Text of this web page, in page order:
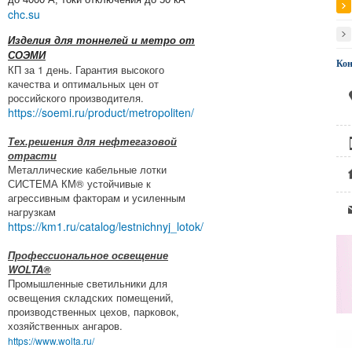
chc.su
Изделия для тоннелей и метро от
СОЭМИ
КП за 1 день. Гарантия высокого
качества и оптимальных цен от
российского производителя.
https://soemi.ru/product/metropoliten/
Тех.решения для нефтегазовой
отрасти
Металлические кабельные лотки
СИСТЕМА КМ® устойчивые к
агрессивным факторам и усиленным
нагрузкам
https://km1.ru/catalog/lestnichnyj_lotok/
Профессиональное освещение
WOLTA®
Промышленные светильники для
освещения складских помещений,
производственных цехов, парковок,
хозяйственных ангаров.
https://www.wolta.ru/